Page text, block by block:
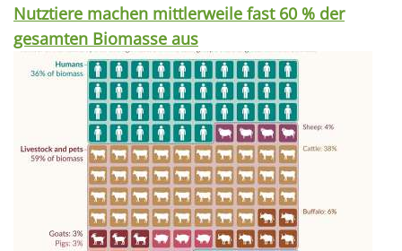
Nutztiere machen mittlerweile fast 60 % der
gesamten Biomasse aus